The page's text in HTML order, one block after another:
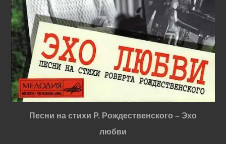
Песни на стихи Р. Рождественского – Эхо
любви